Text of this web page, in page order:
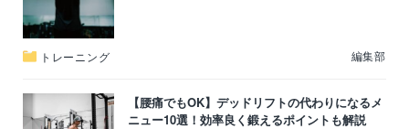
トレーニング 編集部
【腰痛でもOK】デッドリフトの代わりになるメ
ニュー10選！効率良く鍛えるポイントも解説